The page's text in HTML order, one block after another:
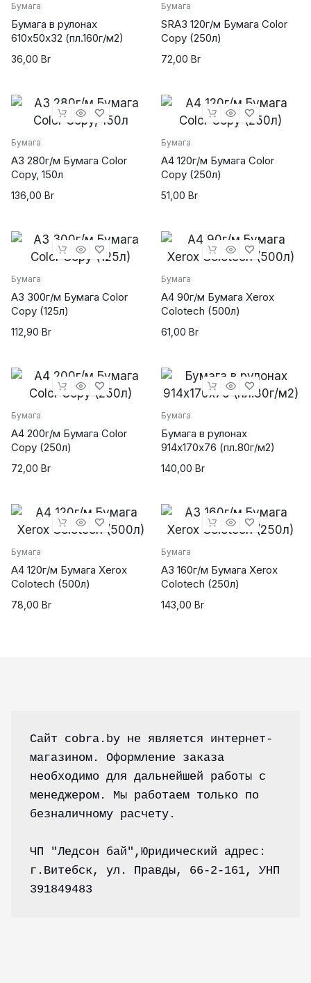
powered by
wordpress cookie
plugin
Бумага
Бумага в рулонах
610х50х32 (пл.160г/м2)
36,00 Br
Бумага
SRА3 120г/м Бумага Color
Copy (250л)
72,00 Br
Бумага
А3 280г/м Бумага Color
Copy, 150л
136,00 Br
Бумага
А4 120г/м Бумага Color
Copy (250л)
51,00 Br
Бумага
А3 300г/м Бумага Color
Copy (125л)
112,90 Br
Бумага
А4 90г/м Бумага Xerox
Colotech (500л)
61,00 Br
Бумага
А4 200г/м Бумага Color
Copy (250л)
72,00 Br
Бумага
Бумага в рулонах
914х170х76 (пл.80г/м2)
140,00 Br
Бумага
А4 120г/м Бумага Xerox
Colotech (500л)
78,00 Br
Бумага
А3 160г/м Бумага Xerox
Colotech (250л)
143,00 Br
Сайт cobra.by не является интернет-
магазином. Оформление заказа
необходимо для дальнейшей работы с
менеджером. Мы работаем только по
безналичному расчету.
ЧП "Ледсон бай",Юридический адрес:
г.Витебск, ул. Правды, 66-2-161, УНП
391849483